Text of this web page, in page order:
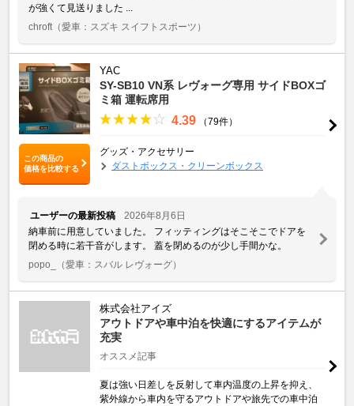
が強くて見送りました ...
chroft （愛車：スズキ スイフトスポーツ）
この商品の
価格を比較する
YAC
SY-SB10 VN系 レヴォーグ専用 サイドBOXゴ
ミ箱 運転席用
4.39 （79件）
グッズ・アクセサリー
ダストボックス・クリーンボックス
ユーザーの最新投稿
2026年8月6日
納車前に用意していました。 フィッティングはそこそこでドアを
閉める時に若干音がします。 蓋を閉めるのが少し手間かな。
popo_
（愛車：スバル レヴォーグ）
株式会社アイズ
アウトドアや車中泊を快適にするアイテムが
充実
オススメ記事
夏は強い日差しを反射して車内温度の上昇を抑え、
紫外線から車内を守るアウトドアや旅先での車中泊